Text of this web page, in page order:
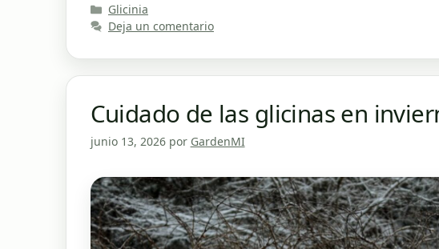
Categorías
Glicinia
Deja un comentario
Cuidado de las glicinas en
junio 13, 2026 por GardenMI